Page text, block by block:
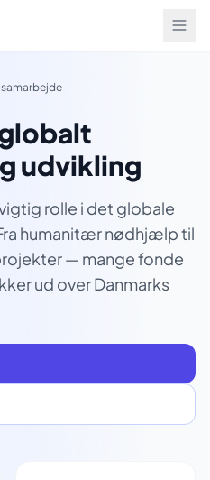
udvikling
rolle i det globale
humanitær nødhjælp til
— mange fonde
ud over Danmarks